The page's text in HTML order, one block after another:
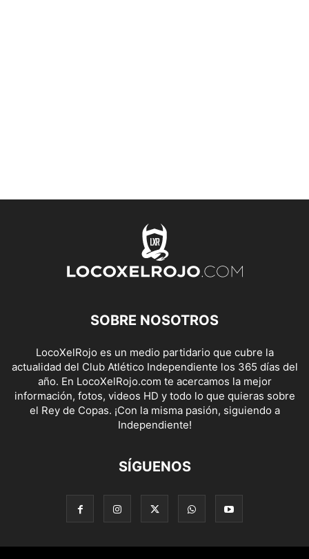
SOBRE NOSOTROS
LocoXelRojo es un medio partidario que cubre la
actualidad del Club Atlético Independiente los 365 días del
año. En LocoXelRojo.com te acercamos la mejor
información, fotos, videos HD y todo lo que quieras sobre
el Rey de Copas. ¡Con la misma pasión, siguiendo a
Independiente!
SÍGUENOS